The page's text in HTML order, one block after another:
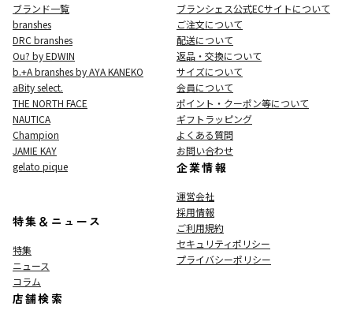
ブランド一覧
branshes
DRC branshes
Ou? by EDWIN
b.+A branshes by AYA KANEKO
aBity select.
THE NORTH FACE
NAUTICA
Champion
JAMIE KAY
gelato pique
特集＆ニュース
特集
ニュース
コラム
店舗検索
ブランシェス公式ECサイトについて
ご注文について
配送について
返品・交換について
サイズについて
会員について
ポイント・クーポン等について
ギフトラッピング
よくある質問
お問い合わせ
企業情報
運営会社
採用情報
ご利用規約
セキュリティポリシー
プライバシーポリシー